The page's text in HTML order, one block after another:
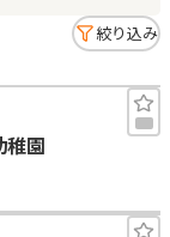
絞り込み
稚園